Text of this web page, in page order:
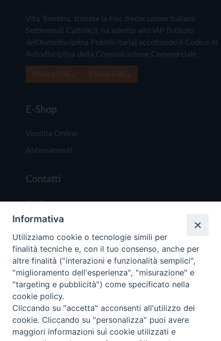
Vita Trentina, tramite la Fisc (Federazione Italiana
Settimanali Cattolici), ha aderito allo IAP (Istituto
dell'Autodisciplina Pubblicitaria) accettando il Codice di
Autodisciplina della Comunicazione Commerciale
E-Shop
Vendita Online
Abbonamenti
Contatti
Chi Siamo
Redazione
Scrivici
Copyright © 2019 - Tutti i diritti riservati - Vita
Trentina Editrice
Privacy Policy
Informativa
Utilizziamo cookie o tecnologie simili per
finalità tecniche e, con il tuo consenso, anche per
altre finalità ("interazioni e funzionalità semplici",
"miglioramento dell'esperienza", "misurazione" e
"targeting e pubblicità") come specificato nella
cookie policy.
Cliccando su "accetta" acconsenti all'utilizzo dei
cookie. Cliccando su "personalizza" puoi avere
maggiori informazioni sui cookie utilizzati e